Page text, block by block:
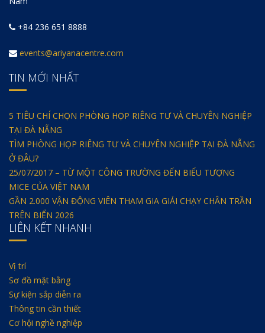
+84 236 651 8888
events@ariyanacentre.com
TIN MỚI NHẤT
5 TIÊU CHÍ CHỌN PHÒNG HỌP RIÊNG TƯ VÀ CHUYÊN NGHIỆP
TẠI ĐÀ NẴNG
TÌM PHÒNG HỌP RIÊNG TƯ VÀ CHUYÊN NGHIỆP TẠI ĐÀ NẴNG
Ở ĐÂU?
25/07/2017 – TỪ MỘT CÔNG TRƯỜNG ĐẾN BIỂU TƯỢNG
MICE CỦA VIỆT NAM
GẦN 2.000 VẬN ĐỘNG VIÊN THAM GIA GIẢI CHẠY CHÂN TRẦN
TRÊN BIỂN 2026
LIÊN KẾT NHANH
Vị trí
Sơ đồ mặt bằng
Sự kiện sắp diễn ra
Thông tin cần thiết
Cơ hội nghề nghiệp